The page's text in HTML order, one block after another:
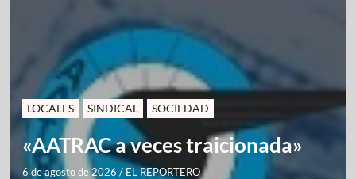
LOCALES SINDICAL SOCIEDAD
«AATRAC a veces traicionada»
6 de agosto de 2026 / EL REPORTERO